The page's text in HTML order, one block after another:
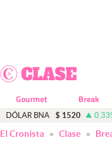
Dólar
Economía y Política
Finanzas y Mercados
Gourmet Break
DÓLAR BNA $ 1520 0.33
El Cronista Clase